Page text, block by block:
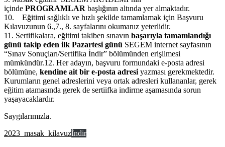
içinde PROGRAMLAR başlığının altında yer almaktadır.
10. Eğitimi sağlıklı ve hızlı şekilde tamamlamak için Başvuru
Kılavuzunun 6.,7., 8. sayfalarını okumanız yeterlidir.
11. Sertifikalara, eğitimi takiben sınavın başarıyla tamamlandığı
günü takip eden ilk Pazartesi günü SEGEM internet sayfasının
“Sınav Sonuçları/Sertifika İndir” bölümünden erişilmesi
mümkündür.12. Her adayın, başvuru formundaki e-posta adresi
bölümüne, kendine ait bir e-posta adresiyazması gerekmektedir.
Kurumların genel adreslerini veya ortak adresleri kullananlar, gerek
eğitim atamasında gerek de sertiifka indirme aşamasında sorun
yaşayacaklardır.
Saygılarımızla.
2023_masak_kilavuzİndir